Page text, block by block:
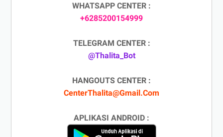
WHATSAPP CENTER :
+6285200154999
TELEGRAM CENTER :
@Thalita_Bot
HANGOUTS CENTER :
CenterThalita@Gmail.Com
APLIKASI ANDROID :